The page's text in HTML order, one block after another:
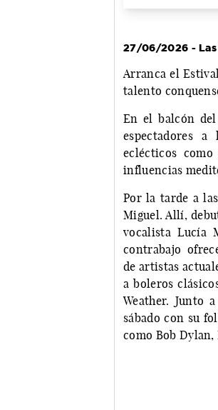
27/06/2026 - Las
Arranca el
talento
En el balcón
espectadores
eclécticos
influencias
Por la tarde a
Miguel. Allí,
vocalista Lucía
contrabajo
de artistas
a boleros
Weather. Junto
sábado con su
como Bob Dylan,